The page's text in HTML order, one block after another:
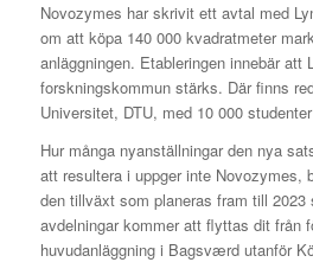
Novozymes har skrivit ett avtal med
om att köpa 140 000 kvadratmeter
anläggningen. Etableringen innebär att
forskningskommun stärks. Där finns
Universitet, DTU, med 10 000
Hur många nyanställningar den nya
att resultera i uppger inte Novozymes,
den tillväxt som planeras fram till
avdelningar kommer att flyttas dit från
huvudanläggning i Bagsværd utanför